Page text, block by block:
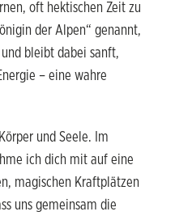
oft hektischen Zeit zu
der Alpen“ genannt,
bleibt dabei sanft,
– eine wahre
und Seele. Im
ich dich mit auf eine
magischen Kraftplätzen
uns gemeinsam die